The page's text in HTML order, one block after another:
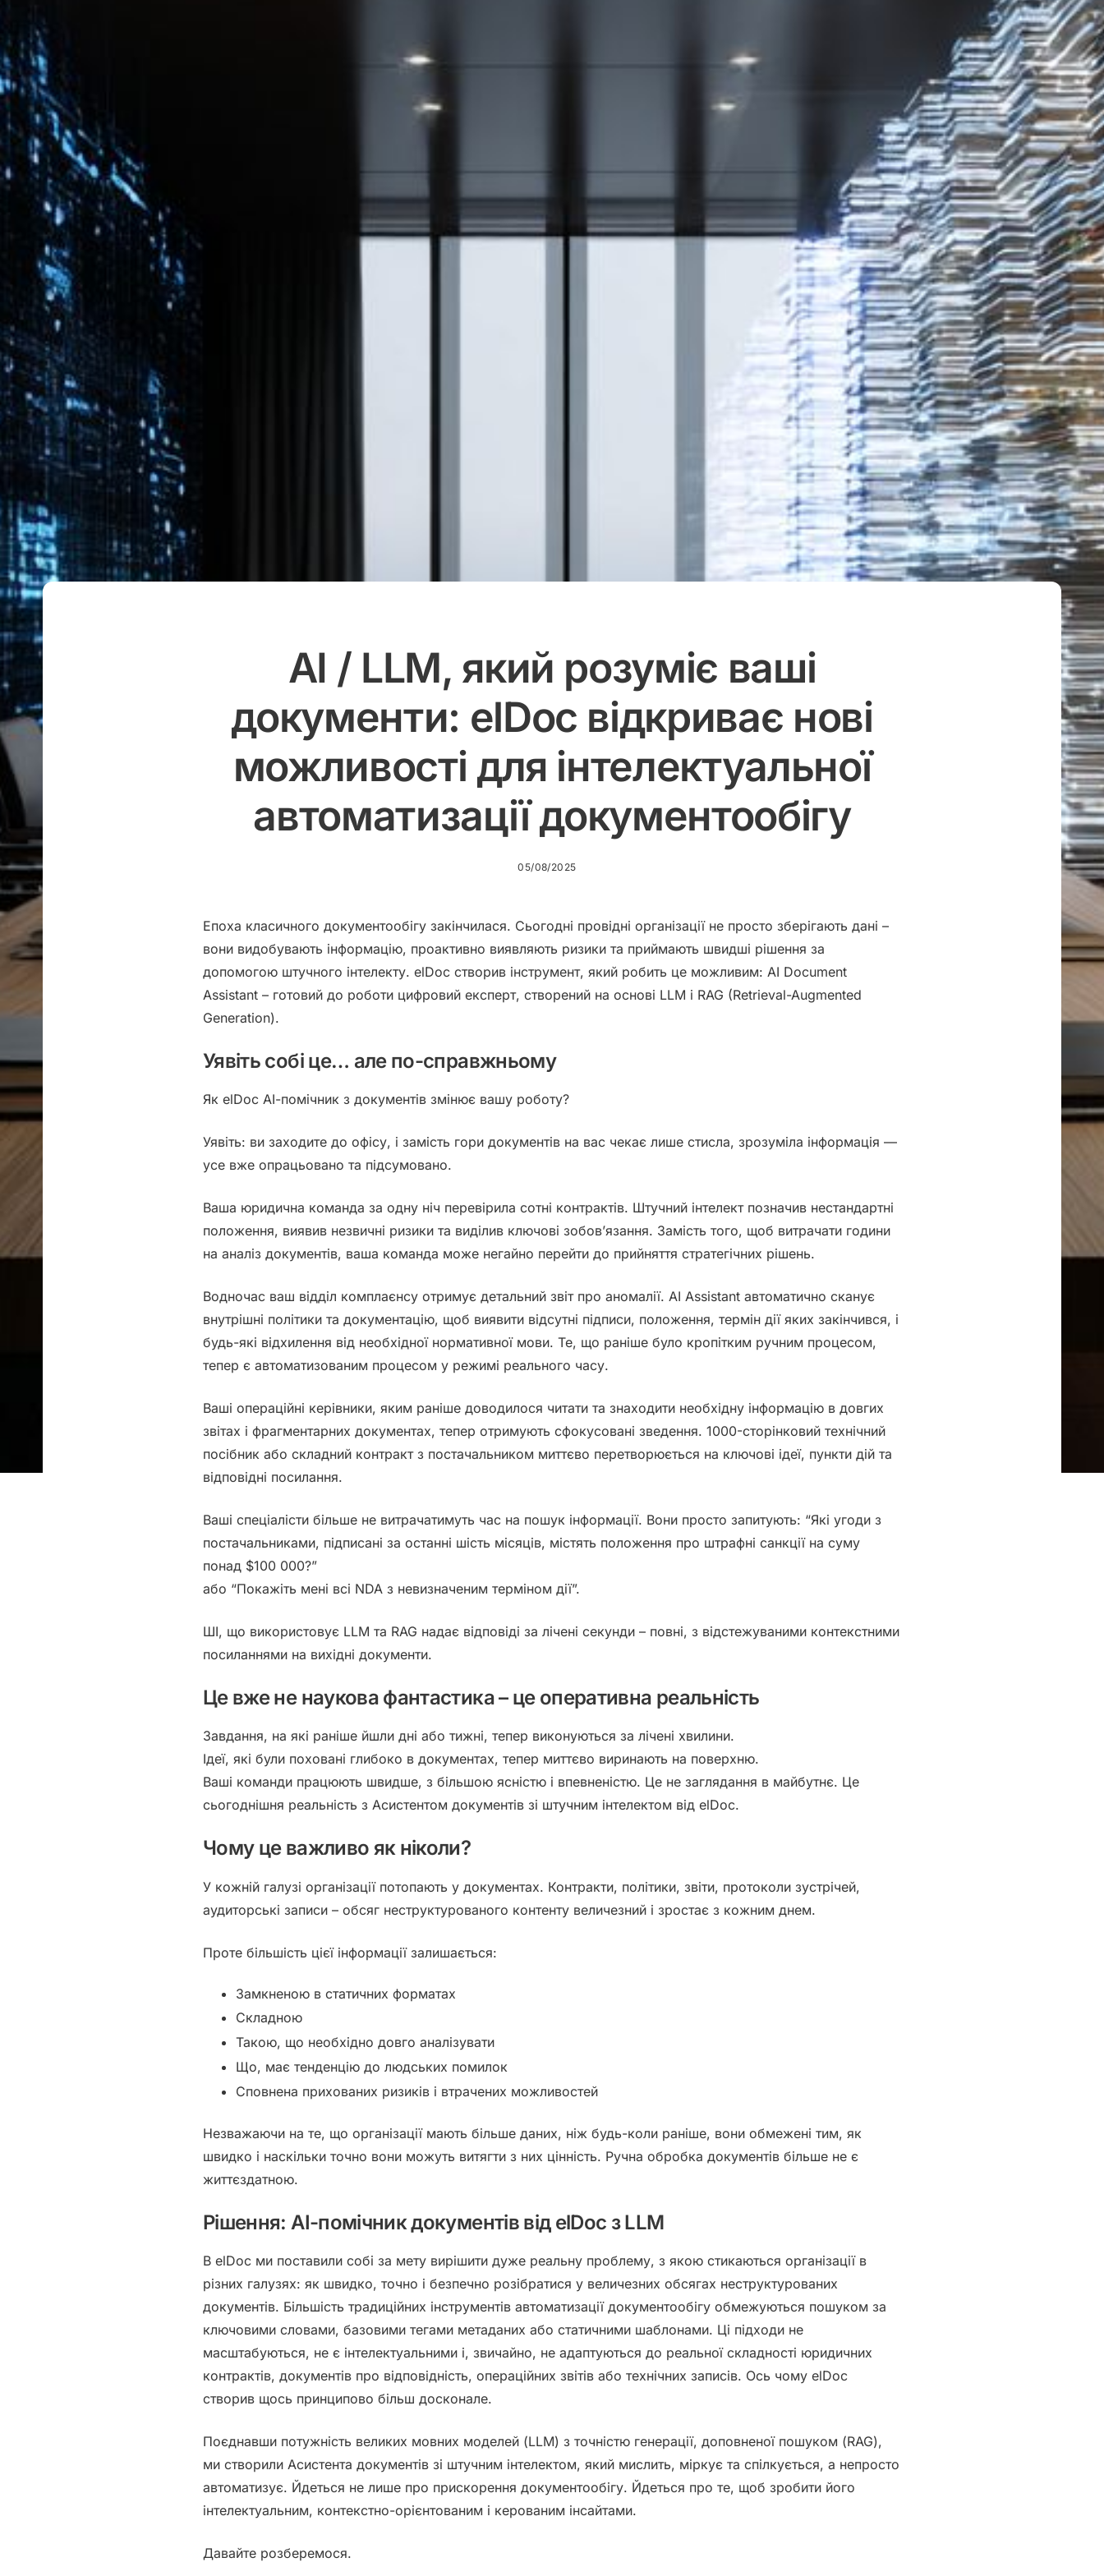
AI / LLM, який розуміє ваші
документи: elDoc відкриває нові
можливості для інтелектуальної
автоматизації документообігу
05/08/2025
Епоха класичного документообігу закінчилася. Сьогодні провідні організації не просто зберігають дані –
вони видобувають інформацію, проактивно виявляють ризики та приймають швидші рішення за
допомогою штучного інтелекту. elDoc створив інструмент, який робить це можливим: AI Document
Assistant – готовий до роботи цифровий експерт, створений на основі LLM і RAG (Retrieval-Augmented
Generation).
Уявіть собі це… але по-справжньому
Як elDoc АІ-помічник з документів змінює вашу роботу?
Уявіть: ви заходите до офісу, і замість гори документів на вас чекає лише стисла, зрозуміла інформація —
усе вже опрацьовано та підсумовано.
Ваша юридична команда за одну ніч перевірила сотні контрактів. Штучний інтелект позначив нестандартні
положення, виявив незвичні ризики та виділив ключові зобов’язання. Замість того, щоб витрачати години
на аналіз документів, ваша команда може негайно перейти до прийняття стратегічних рішень.
Водночас ваш відділ комплаєнсу отримує детальний звіт про аномалії. AI Assistant автоматично сканує
внутрішні політики та документацію, щоб виявити відсутні підписи, положення, термін дії яких закінчився, і
будь-які відхилення від необхідної нормативної мови. Те, що раніше було кропітким ручним процесом,
тепер є автоматизованим процесом у режимі реального часу.
Ваші операційні керівники, яким раніше доводилося читати та знаходити необхідну інформацію в довгих
звітах і фрагментарних документах, тепер отримують сфокусовані зведення. 1000-сторінковий технічний
посібник або складний контракт з постачальником миттєво перетворюється на ключові ідеї, пункти дій та
відповідні посилання.
Ваші спеціалісти більше не витрачатимуть час на пошук інформації. Вони просто запитують: “Які угоди з
постачальниками, підписані за останні шість місяців, містять положення про штрафні санкції на суму
понад $100 000?”
або “Покажіть мені всі NDA з невизначеним терміном дії”.
ШІ, що використовує LLM та RAG надає відповіді за лічені секунди – повні, з відстежуваними контекстними
посиланнями на вихідні документи.
Це вже не наукова фантастика – це оперативна реальність
Завдання, на які раніше йшли дні або тижні, тепер виконуються за лічені хвилини.
Ідеї, які були поховані глибоко в документах, тепер миттєво виринають на поверхню.
Ваші команди працюють швидше, з більшою ясністю і впевненістю. Це не заглядання в майбутнє. Це
сьогоднішня реальність з Асистентом документів зі штучним інтелектом від elDoc.
Чому це важливо як ніколи?
У кожній галузі організації потопають у документах. Контракти, політики, звіти, протоколи зустрічей,
аудиторські записи – обсяг неструктурованого контенту величезний і зростає з кожним днем.
Проте більшість цієї інформації залишається:
Замкненою в статичних форматах
Складною
Такою, що необхідно довго аналізувати
Що, має тенденцію до людських помилок
Сповнена прихованих ризиків і втрачених можливостей
Незважаючи на те, що організації мають більше даних, ніж будь-коли раніше, вони обмежені тим, як
швидко і наскільки точно вони можуть витягти з них цінність. Ручна обробка документів більше не є
життєздатною.
Рішення: АІ-помічник документів від elDoc з LLM
В elDoc ми поставили собі за мету вирішити дуже реальну проблему, з якою стикаються організації в
різних галузях: як швидко, точно і безпечно розібратися у величезних обсягах неструктурованих
документів. Більшість традиційних інструментів автоматизації документообігу обмежуються пошуком за
ключовими словами, базовими тегами метаданих або статичними шаблонами. Ці підходи не
масштабуються, не є інтелектуальними і, звичайно, не адаптуються до реальної складності юридичних
контрактів, документів про відповідність, операційних звітів або технічних записів. Ось чому elDoc
створив щось принципово більш досконале.
Поєднавши потужність великих мовних моделей (LLM) з точністю генерації, доповненої пошуком (RAG),
ми створили Асистента документів зі штучним інтелектом, який мислить, міркує та спілкується, а непросто
автоматизує. Йдеться не лише про прискорення документообігу. Йдеться про те, щоб зробити його
інтелектуальним, контекстно-орієнтованим і керованим інсайтами.
Давайте розберемося.